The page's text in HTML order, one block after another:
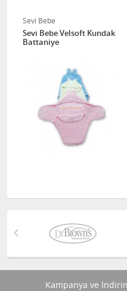
Sevi Bebe
Sevi Bebe Velsoft Kundak
Battaniye
Kampanya ve